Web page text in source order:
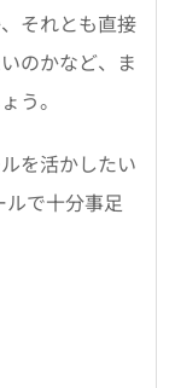
それとも直接
のかなど、ま
う。
を活かしたい
で十分事足